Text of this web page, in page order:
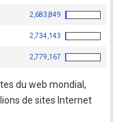
2,683,849
2,734,143
2,779,167
du web mondial,
de sites Internet